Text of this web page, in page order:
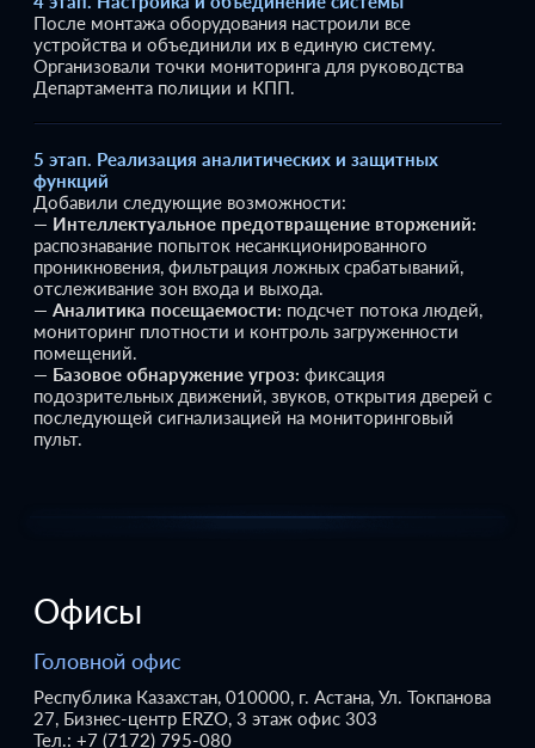
После монтажа оборудования настроили все
устройства и объединили их в единую систему.
Организовали точки мониторинга для руководства
Департамента полиции и КПП.
5 этап. Реализация аналитических и защитных
функций
Добавили следующие возможности:
— Интеллектуальное предотвращение вторжений:
распознавание попыток несанкционированного
проникновения, фильтрация ложных срабатываний,
отслеживание зон входа и выхода.
— Аналитика посещаемости: подсчет потока людей,
мониторинг плотности и контроль загруженности
помещений.
— Базовое обнаружение угроз: фиксация
подозрительных движений, звуков, открытия дверей с
последующей сигнализацией на мониторинговый
пульт.
Офисы
Головной офис
Республика Казахстан, 010000, г. Астана, Ул. Токпанова
27, Бизнес-центр ERZO, 3 этаж офис 303
Тел.: +7 (7172) 795-080